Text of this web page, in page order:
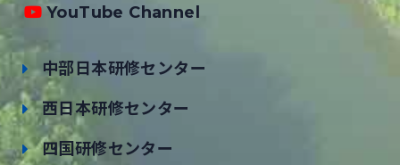
YouTube Channel
中部日本研修センター
西日本研修センター
四国研修センター